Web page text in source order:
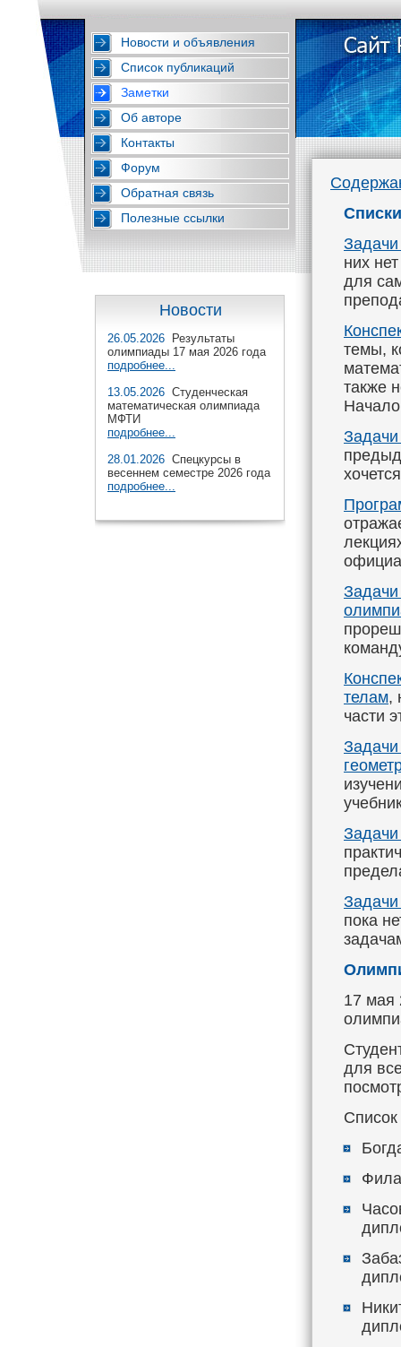
Новости и объявления
Список публикаций
Заметки
Об авторе
Контакты
Форум
Обратная связь
Полезные ссылки
Новости
26.05.2026 Результаты
олимпиады 17 мая 2026 года
подробнее...
13.05.2026 Студенческая
математическая олимпиада
МФТИ
подробнее...
28.01.2026 Спецкурсы в
весеннем семестре 2026 года
подробнее...
них
для
темы,
также
Начало
Задачи
Задачи
телам,
части
Задачи
Задачи
пока
17 мая
для